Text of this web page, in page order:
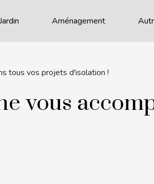
Jardin Aménagement
tous vos projets d'isolation !
vous